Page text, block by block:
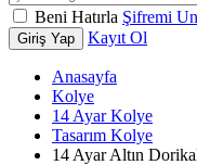
Beni Hatırla Şifremi
Giriş Yap Kayıt Ol
Anasayfa
Kolye
14 Ayar Kolye
Tasarım Kolye
14 Ayar Altın